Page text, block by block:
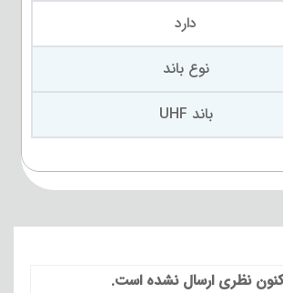
دارد
نوع باند
باند UHF
کنون نظری ارسال نشده است.